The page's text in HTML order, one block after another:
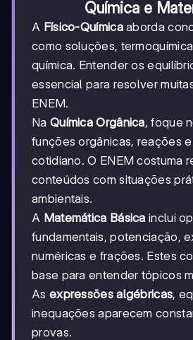
Química e
A Físico-Químicaaborda
como soluções,
química. Entender os
essencial para resolver
ENEM.
Na Química Orgânica, foque
funções orgânicas, reações
cotidiano. O ENEM costuma
conteúdos com situações
ambientais.
A Matemática Básica inclui
fundamentais, potenciação,
numéricas e frações. Estes
base para entender tópicos
As expressões algébricas,
inequações aparecem
provas.